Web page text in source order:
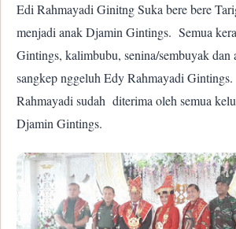
Edi Rahmayadi Ginitng Suka bere bere
menjadi anak Djamin Gintings. Semua
Gintings, kalimbubu, senina/sembuyak dan
sangkep nggeluh Edy Rahmayadi Gintings.
Rahmayadi sudah diterima oleh semua
Djamin Gintings.